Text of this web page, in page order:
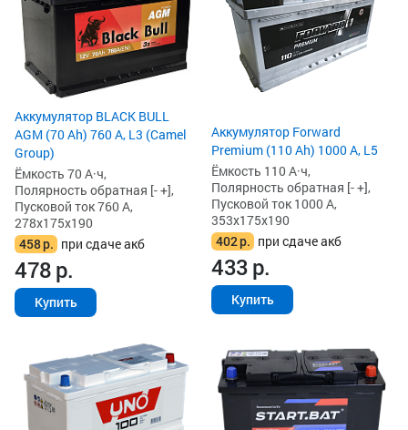
Аккумулятор BLACK BULL
AGM (70 Ah) 760 А, L3 (Camel
Group)
Ёмкость 70 А·ч,
Полярность обратная [- +],
Пусковой ток 760 А,
278x175x190
458р. при сдаче акб
478р.
Купить
Аккумулятор Forward
Premium (110 Ah) 1000 А, L5
Ёмкость 110 А·ч,
Полярность обратная [- +],
Пусковой ток 1000 А,
353x175x190
402р. при сдаче акб
433р.
Купить